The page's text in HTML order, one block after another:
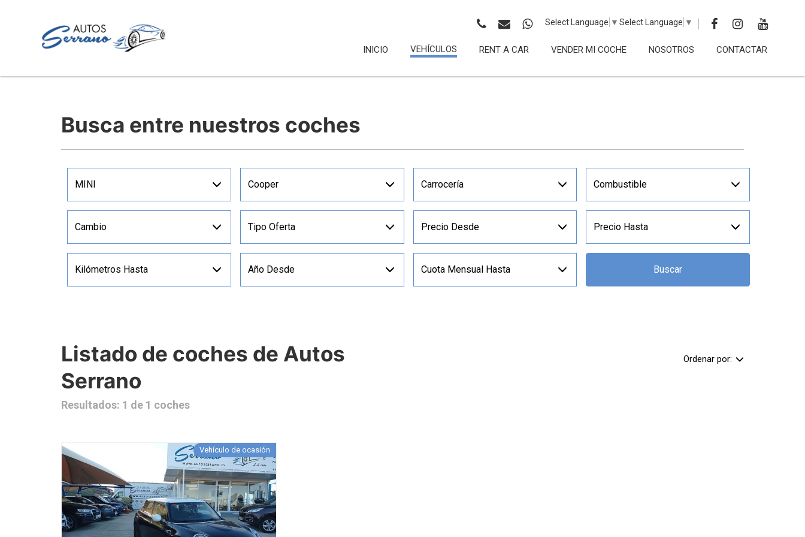
Select Language ▼ Select Language ▼
INICIO VEHÍCULOS RENT A CAR VENDER MI COCHE NOSOTROS CONTACTAR
Busca entre nuestros coches
MINI Cooper Carrocería Combustible
Cambio Tipo Oferta Precio Desde Precio Hasta
Kilómetros Hasta Año Desde Cuota Mensual Hasta Buscar
Listado de coches de Autos
Serrano
Resultados: 1 de 1 coches
Ordenar por:
Vehículo de ocasión